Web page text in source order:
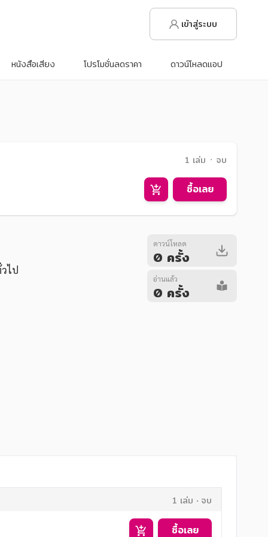
เข้าสู่ระบบ
หนังสือเสียง โปรโมชั่นลดราคา ดาวน์โหลดแอป
1 เล่ม ᛫ จบ
ซื้อเลย
ไป
ดาวน์โหลด
0 ครั้ง
อ่านแล้ว
0 ครั้ง
1 เล่ม จบ
ซื้อเลย